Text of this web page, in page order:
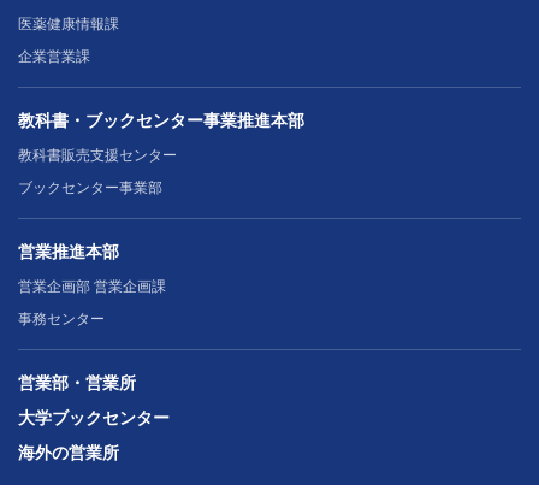
医薬健康情報課
企業営業課
教科書・ブックセンター事業推進本部
教科書販売支援センター
ブックセンター事業部
営業推進本部
営業企画部 営業企画課
事務センター
営業部・営業所
大学ブックセンター
海外の営業所